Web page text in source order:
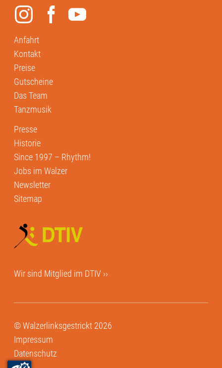
Anfahrt
Kontakt
Preise
Gutscheine
Das Team
Tanzmusik
Presse
Historie
Since 1997 – Rhythm!
Jobs im Walzer
Newsletter
Sitemap
Wir sind Mitglied im DTIV ››
© Walzerlinksgestrickt 2026
Impressum
Datenschutz